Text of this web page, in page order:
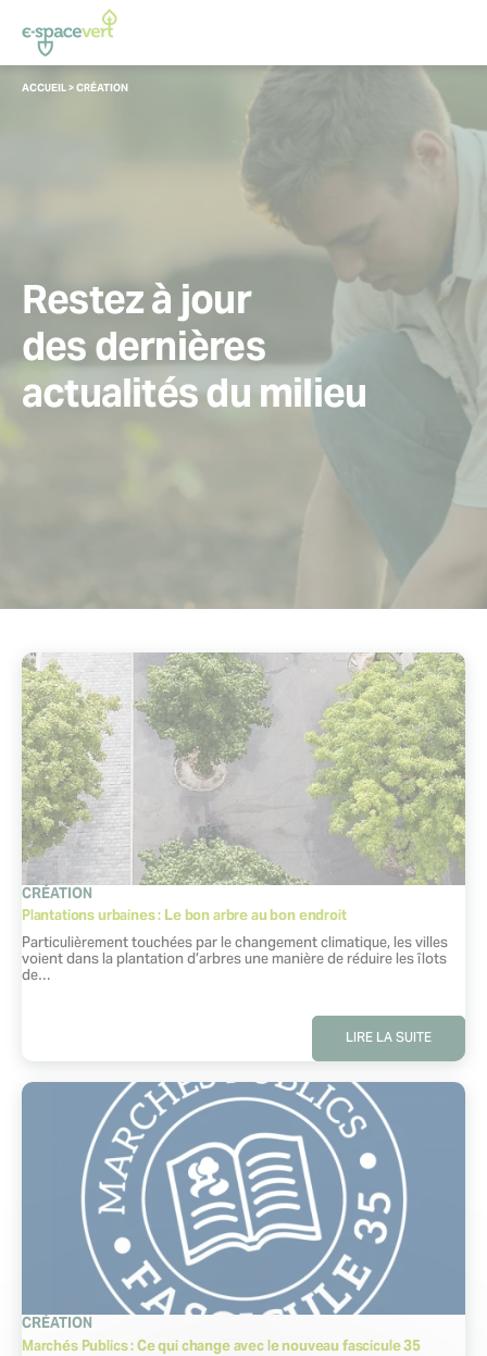
Panneau de gestion des cookies
VOUS
ACCUEIL>CRÉATION
Restez à jour
des dernières
actualités du milieu
Plantations urbaines : Le bon arbre au bon endroit
CATÉGORIE
CRÉATION
Extrait :
Particulièrement touchées par le changement climatique, les villes
voient dans la plantation d’arbres une manière de réduire les îlots
de…
LIRE LA SUITE
Marchés Publics : Ce qui change avec le nouveau fascicule 35
CATÉGORIE
CRÉATION